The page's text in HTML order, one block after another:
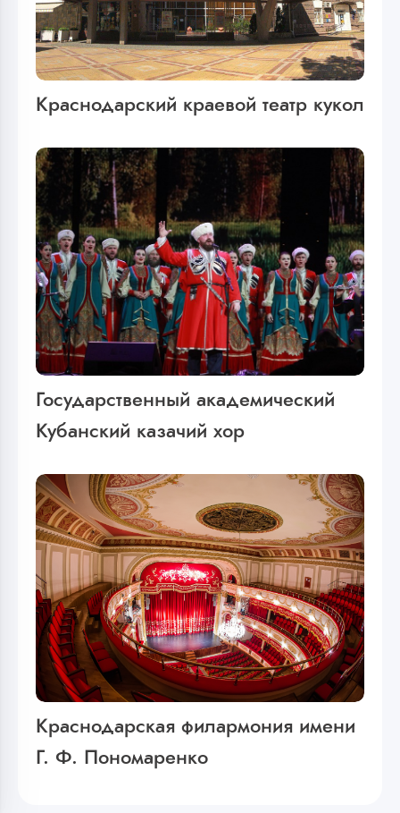
Краснодарский краевой театр кукол
Государственный академический
Кубанский казачий хор
Краснодарская филармония имени
Г. Ф. Пономаренко